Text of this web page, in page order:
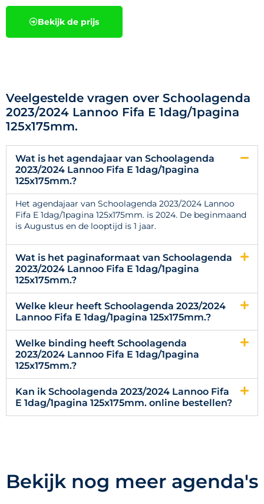
Bekijk de prijs
Veelgestelde vragen over Schoolagenda
2023/2024 Lannoo Fifa E 1dag/1pagina
125x175mm.
Wat is het agendajaar van Schoolagenda
2023/2024 Lannoo Fifa E 1dag/1pagina
125x175mm.?
Het agendajaar van Schoolagenda 2023/2024 Lannoo
Fifa E 1dag/1pagina 125x175mm. is 2024. De beginmaand
is Augustus en de looptijd is 1 jaar.
Wat is het paginaformaat van Schoolagenda
2023/2024 Lannoo Fifa E 1dag/1pagina
125x175mm.?
Welke kleur heeft Schoolagenda 2023/2024
Lannoo Fifa E 1dag/1pagina 125x175mm.?
Welke binding heeft Schoolagenda
2023/2024 Lannoo Fifa E 1dag/1pagina
125x175mm.?
Kan ik Schoolagenda 2023/2024 Lannoo Fifa
E 1dag/1pagina 125x175mm. online bestellen?
Bekijk nog meer agenda's